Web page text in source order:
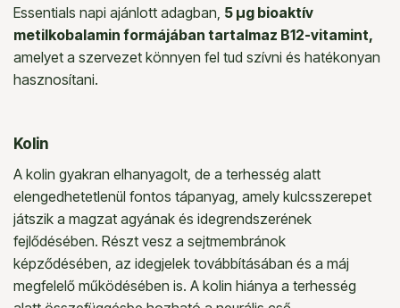
Essentials napi ajánlott adagban, 5 µg bioaktív
metilkobalamin formájában tartalmaz B12-vitamint,
amelyet a szervezet könnyen fel tud szívni és hatékonyan
hasznosítani.
Kolin
A kolin gyakran elhanyagolt, de a terhesség alatt
elengedhetetlenül fontos tápanyag, amely kulcsszerepet
játszik a magzat agyának és idegrendszerének
fejlődésében. Részt vesz a sejtmembránok
képződésében, az idegjelek továbbításában és a máj
megfelelő működésében is. A kolin hiánya a terhesség